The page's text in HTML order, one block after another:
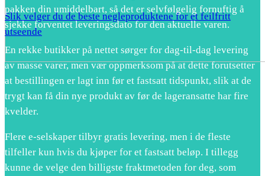
Slik velger du de beste negleproduktene for et feilfritt
utseende
pakken din umiddelbart, så det er selvfølgelig fornuftig å
sjekke forventet leveringsdato for den aktuelle varen.
En rekke butikker på nettet sørger for dag-til-dag levering
av masse varer, men vær oppmerksom på at dette forutsetter
at bestillingen er lagt inn før et fastsatt tidspunkt, slik at de
trygt kan få din nye produkt av før de lageransatte har fire
kvelder.
Flere e-selskaper tilbyr gratis levering, men i de fleste
tilfeller kun hvis du kjøper for et fastsatt beløp. I tillegg
kunne de velge den billigste fraktmetoden for deg, som